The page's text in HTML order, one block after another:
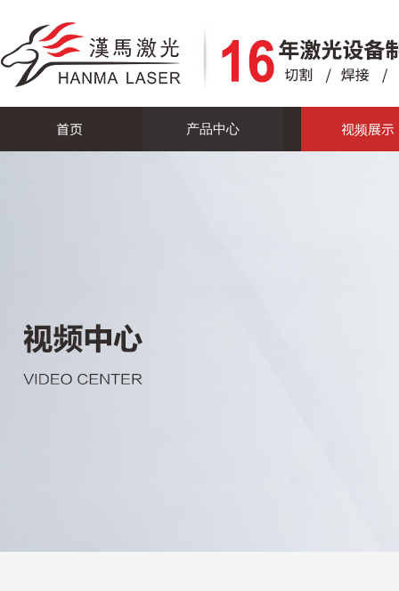
视频展示
产品中心
首页